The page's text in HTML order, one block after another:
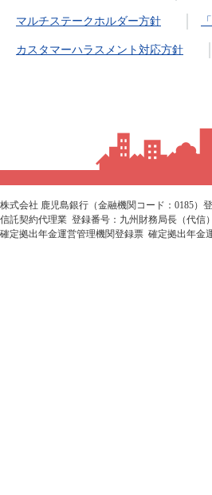
マルチステークホルダー方針
カスタマーハラスメント対応方針
株式会社 鹿児島銀行（金融機関コード：0185）
信託契約代理業 登録番号：九州財務局長（代信
確定拠出年金運営管理機関登録票 確定拠出年金